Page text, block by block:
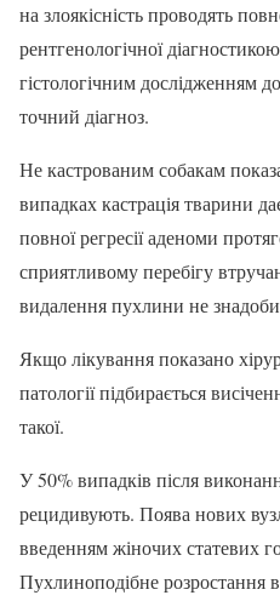
на злоякісність проводять
рентгенологічної
гістологічним дослідженням
точний діагноз.
Не кастрованим собакам
випадках кастрація тварини
повної регресії аденоми
сприятливому перебігу
видалення пухлини не
Якщо лікування показано
патології підбирається
такої.
У 50% випадків після
рецидивують. Поява нових
введенням жіночих статевих
Пухлиноподібне розростання